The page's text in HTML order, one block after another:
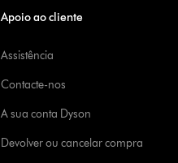
Apoio ao cliente
Assistência
Contacte-nos
A sua conta Dyson
Devolver ou cancelar compra